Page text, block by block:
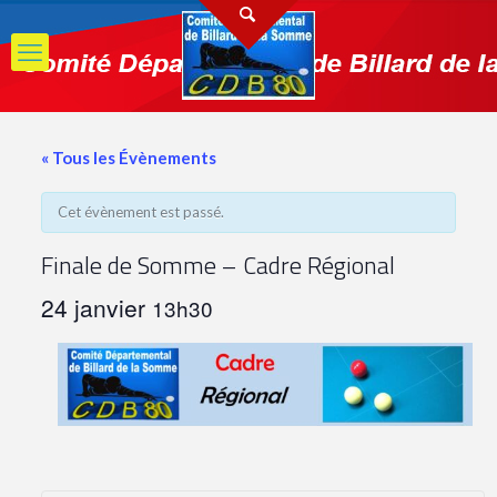
« Tous les Évènements
Cet évènement est passé.
Finale de Somme – Cadre Régional
24 janvier 13h30